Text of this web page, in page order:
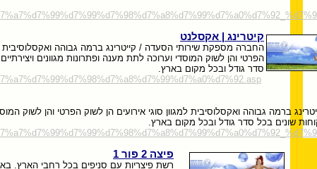
קיטרינג | אקסלנט
החברה מספקת שירותי הסעדה / קייטרינג ברמה גבוהה ואקסלוסיבית
הפרטי והן לשוק המוסדי וערוכה לתת מענה ופתרונות מגוונים
סדר גודל ובכל מקום בארץ.
ברמה גבוהה ואקסלוסיבית למגוון סוגי אירועים הן לשוק הפרטי והן לשוק
שונים בכל סדר גודל ובכל מקום בארץ.
פיצה 2 פור 1
רשת פיצריות עם סניפים בכל רחבי הארץ.